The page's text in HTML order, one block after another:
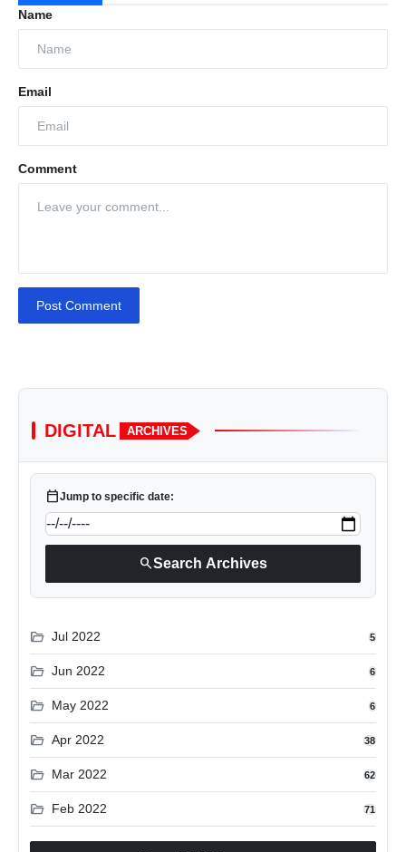
Name
Email
Comment
Post Comment
DIGITAL ARCHIVES
calendar_todayJump to specific date:
searchSearch Archives
folder_open Jul 2022 5
folder_open Jun 2022 6
folder_open May 2022 6
folder_open Apr 2022 38
folder_open Mar 2022 62
folder_open Feb 2022 71